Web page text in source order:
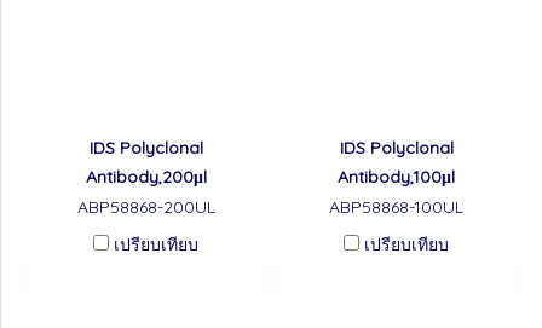
IDS Polyclonal
Antibody,200μl
ABP58868-200UL
เปรียบเทียบ
IDS Polyclonal
Antibody,100μl
ABP58868-100UL
เปรียบเทียบ